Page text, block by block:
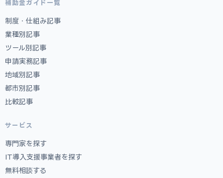
補助金ガイド一覧
制度・仕組み記事
業種別記事
ツール別記事
申請実務記事
地域別記事
都市別記事
比較記事
サービス
専門家を探す
IT導入支援事業者を探す
無料相談する